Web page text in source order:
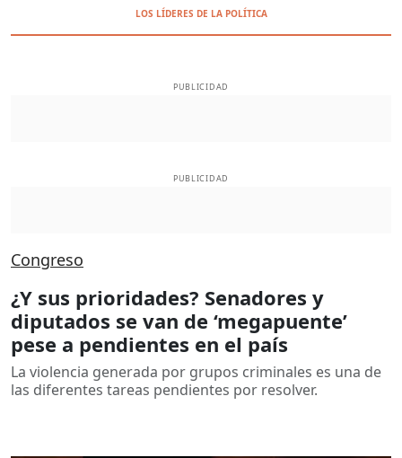
LOS LÍDERES DE LA POLÍTICA
PUBLICIDAD
PUBLICIDAD
Congreso
¿Y sus prioridades? Senadores y
diputados se van de ‘megapuente’
pese a pendientes en el país
La violencia generada por grupos criminales es una de
las diferentes tareas pendientes por resolver.